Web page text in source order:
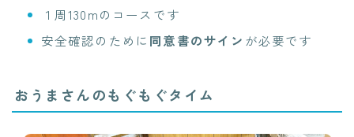
１周130mのコースです
安全確認のために 同意書のサイン が必要です
おうまさんのもぐもぐタイム